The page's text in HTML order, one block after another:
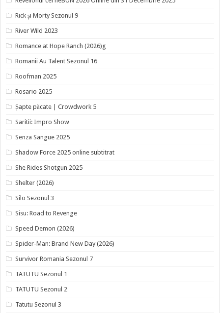
Rick și Morty Sezonul 9
River Wild 2023
Romance at Hope Ranch (2026)g
Romanii Au Talent Sezonul 16
Roofman 2025
Rosario 2025
Șapte păcate | Crowdwork 5
Saritii: Impro Show
Senza Sangue 2025
Shadow Force 2025 online subtitrat
She Rides Shotgun 2025
Shelter (2026)
Silo Sezonul 3
Sisu: Road to Revenge
Speed Demon (2026)
Spider-Man: Brand New Day (2026)
Survivor Romania Sezonul 7
TATUTU Sezonul 1
TATUTU Sezonul 2
Tatutu Sezonul 3